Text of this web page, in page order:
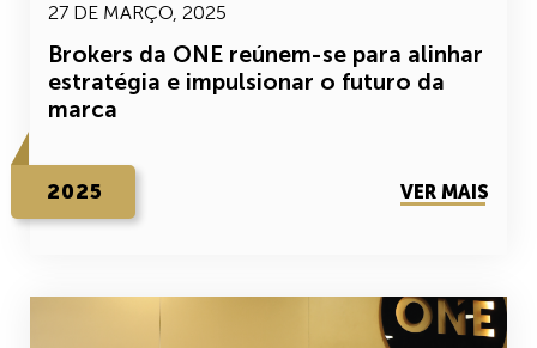
27 DE MARÇO, 2025
Brokers da ONE reúnem-se para alinhar
estratégia e impulsionar o futuro da
marca
2025 VER MAIS